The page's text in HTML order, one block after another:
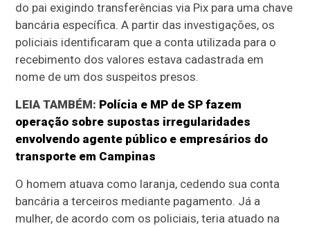
do pai exigindo transferências via Pix para uma chave
bancária específica. A partir das investigações, os
policiais identificaram que a conta utilizada para o
recebimento dos valores estava cadastrada em
nome de um dos suspeitos presos.
LEIA TAMBÉM: Polícia e MP de SP fazem
operação sobre supostas irregularidades
envolvendo agente público e empresários do
transporte em Campinas
O homem atuava como laranja, cedendo sua conta
bancária a terceiros mediante pagamento. Já a
mulher, de acordo com os policiais, teria atuado na